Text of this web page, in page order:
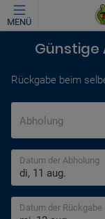
MENÜ
Günstige
Rückgabe beim
Abholung
Datum der Abholung
Datum der Rückgabe